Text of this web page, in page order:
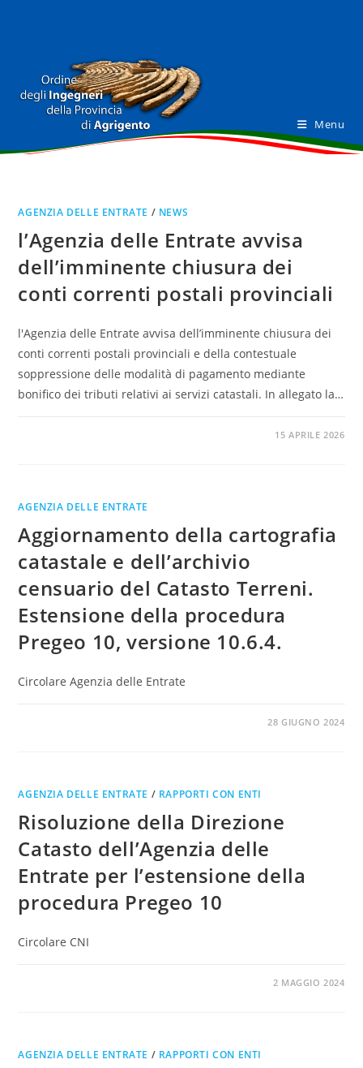
Menu
AGENZIA DELLE ENTRATE / NEWS
l’Agenzia delle Entrate avvisa
dell’imminente chiusura dei
conti correnti postali provinciali
l'Agenzia delle Entrate avvisa dell’imminente chiusura dei
conti correnti postali provinciali e della contestuale
soppressione delle modalità di pagamento mediante
bonifico dei tributi relativi ai servizi catastali. In allegato la…
15 APRILE 2026
AGENZIA DELLE ENTRATE
Aggiornamento della cartografia
catastale e dell’archivio
censuario del Catasto Terreni.
Estensione della procedura
Pregeo 10, versione 10.6.4.
Circolare Agenzia delle Entrate
28 GIUGNO 2024
AGENZIA DELLE ENTRATE / RAPPORTI CON ENTI
Risoluzione della Direzione
Catasto dell’Agenzia delle
Entrate per l’estensione della
procedura Pregeo 10
Circolare CNI
2 MAGGIO 2024
AGENZIA DELLE ENTRATE / RAPPORTI CON ENTI